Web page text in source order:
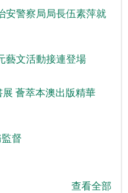
安警察局局長伍素萍就
藝文活動接連登場
展 薈萃本澳出版精華
督
查看全部